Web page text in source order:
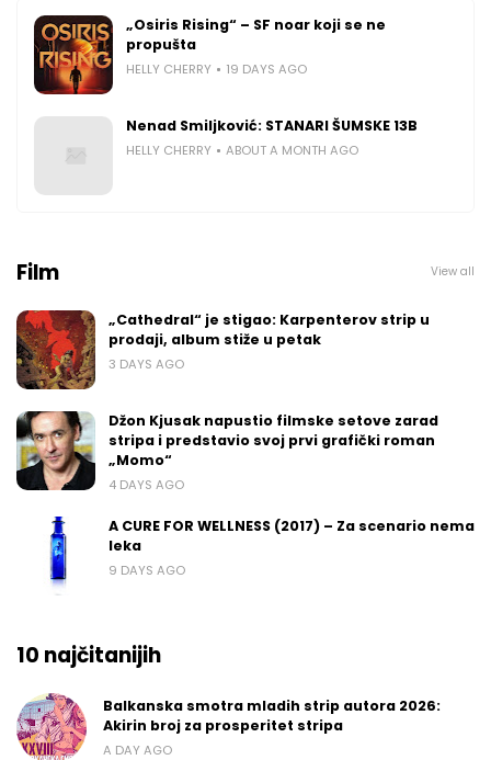
„Osiris Rising“ – SF noar koji se ne
propušta
HELLY CHERRY 19 DAYS AGO
Nenad Smiljković: STANARI ŠUMSKE 13B
HELLY CHERRY ABOUT A MONTH AGO
Film View all
„Cathedral“ je stigao: Karpenterov strip u
prodaji, album stiže u petak
3 DAYS AGO
Džon Kjusak napustio filmske setove zarad
stripa i predstavio svoj prvi grafički roman
„Momo“
4 DAYS AGO
A CURE FOR WELLNESS (2017) – Za scenario nema
leka
9 DAYS AGO
10 najčitanijih
Balkanska smotra mladih strip autora 2026:
Akirin broj za prosperitet stripa
A DAY AGO